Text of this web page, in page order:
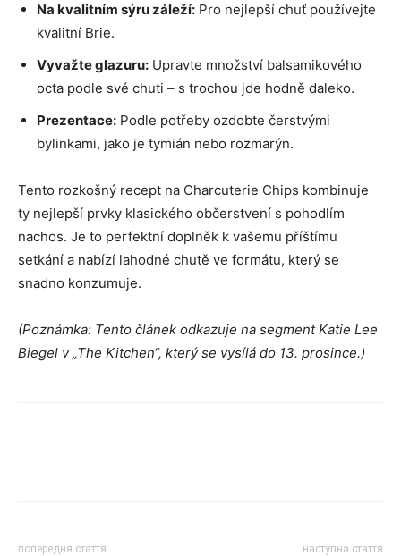
Na kvalitním sýru záleží: Pro nejlepší chuť používejte
kvalitní Brie.
Vyvažte glazuru: Upravte množství balsamikového
octa podle své chuti – s trochou jde hodně daleko.
Prezentace: Podle potřeby ozdobte čerstvými
bylinkami, jako je tymián nebo rozmarýn.
Tento rozkošný recept na Charcuterie Chips kombinuje
ty nejlepší prvky klasického občerstvení s pohodlím
nachos. Je to perfektní doplněk k vašemu příštímu
setkání a nabízí lahodné chutě ve formátu, který se
snadno konzumuje.
(Poznámka: Tento článek odkazuje na segment Katie Lee
Biegel v „The Kitchen“, který se vysílá do 13. prosince.)
попередня стаття наступна стаття